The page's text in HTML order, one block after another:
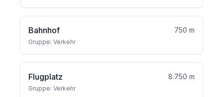
Bahnhof 750 m
Gruppe: Verkehr
Flugplatz 8.750 m
Gruppe: Verkehr